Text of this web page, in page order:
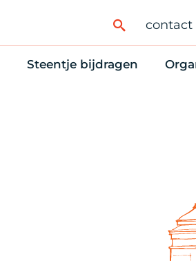
contact
Steentje bijdragen
6 redenen om mee te